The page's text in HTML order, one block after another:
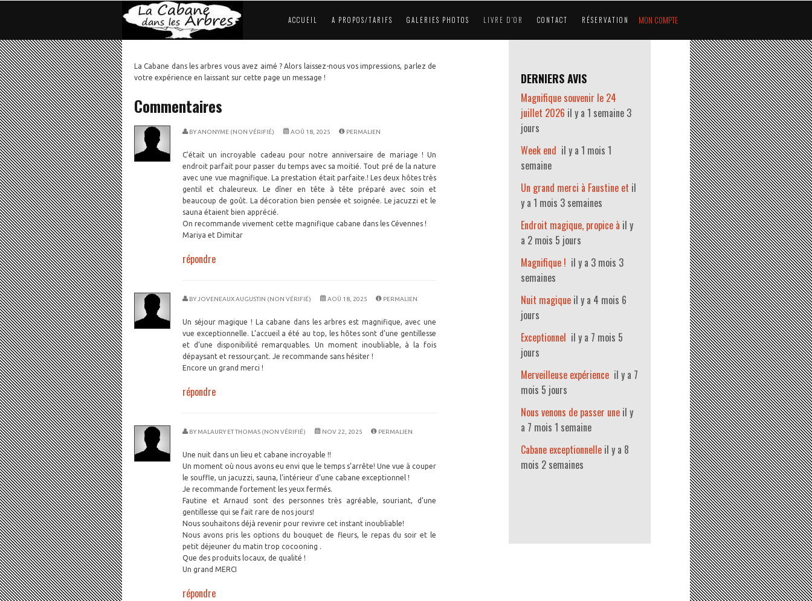
MON COMPTE
ACCUEIL A PROPOS/TARIFS GALERIES PHOTOS LIVRE D'OR CONTACT RÉSERVATION
La Cabane dans les arbres vous avez aimé ? Alors laissez-nous vos impressions, parlez de
votre expérience en laissant sur cette page un message !
Commentaires
BYANONYME (NON VÉRIFIÉ) AOÛ 18, 2025 PERMALIEN
C'était un incroyable cadeau pour notre anniversaire de mariage ! Un
endroit parfait pour passer du temps avec sa moitié. Tout pré de la nature
avec une vue magnifique. La prestation était parfaite.! Les deux hôtes très
gentil et chaleureux. Le dîner en tête à tête préparé avec soin et
beaucoup de goût. La décoration bien pensée et soignée. Le jacuzzi et le
sauna étaient bien apprécié.
On recommande vivement cette magnifique cabane dans les Cévennes !
Mariya et Dimitar
répondre
BY JOVENEAUX AUGUSTIN (NON VÉRIFIÉ) AOÛ 18, 2025 PERMALIEN
Un séjour magique ! La cabane dans les arbres est magnifique, avec une
vue exceptionnelle. L’accueil a été au top, les hôtes sont d’une gentillesse
et d’une disponibilité remarquables. Un moment inoubliable, à la fois
dépaysant et ressourçant. Je recommande sans hésiter !
Encore un grand merci !
répondre
BY MALAURY ET THOMAS (NON VÉRIFIÉ) NOV 22, 2025 PERMALIEN
Une nuit dans un lieu et cabane incroyable !!
Un moment où nous avons eu envi que le temps s’arrête! Une vue à couper
le souffle, un jacuzzi, sauna, l’intérieur d’une cabane exceptionnel !
Je recommande fortement les yeux fermés.
Fautine et Arnaud sont des personnes très agréable, souriant, d’une
gentillesse qui se fait rare de nos jours!
Nous souhaitons déjà revenir pour revivre cet instant inoubliable!
Nous avons pris les options du bouquet de fleurs, le repas du soir et le
petit déjeuner du matin trop cocooning .
Que des produits locaux, de qualité !
Un grand MERCI
répondre
DERNIERS AVIS
Magnifique souvenir le 24
juillet 2026 il y a 1 semaine 3
jours
Week end il y a 1 mois 1
semaine
Un grand merci à Faustine et il
y a 1 mois 3 semaines
Endroit magique, propice à il y
a 2 mois 5 jours
Magnifique ! il y a 3 mois 3
semaines
Nuit magique il y a 4 mois 6
jours
Exceptionnel il y a 7 mois 5
jours
Merveilleuse expérience il y a 7
mois 5 jours
Nous venons de passer une il y
a 7 mois 1 semaine
Cabane exceptionnelle il y a 8
mois 2 semaines